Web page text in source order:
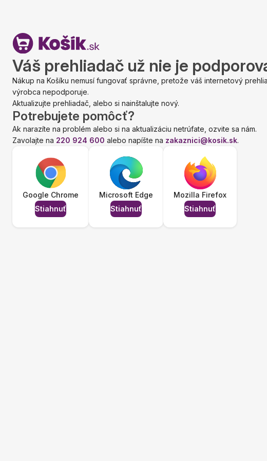
Váš prehliadač už nie je
Nákup na Košíku nemusí fungovať správne, pretože váš internetový
výrobca nepodporuje.
Aktualizujte prehliadač, alebo si nainštalujte nový.
Potrebujete pomôcť?
Ak narazíte na problém alebo si na aktualizáciu netrúfate, ozvite sa nám.
Zavolajte na 220 924 600 alebo napíšte na zakaznici@kosik.sk.
Google Chrome
Stiahnuť
Microsoft Edge
Stiahnuť
Mozilla Firefox
Stiahnuť